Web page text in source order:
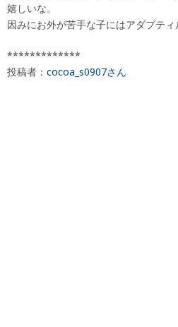
嬉しいな。
因みにお外が苦手な子にはアダプティ
*************
投稿者： cocoa_s0907さん